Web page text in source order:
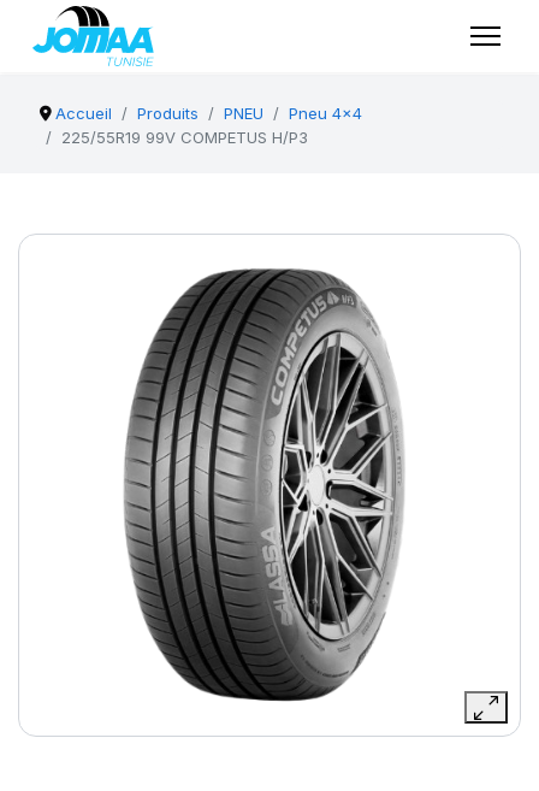
Accueil Produits PNEU
Pneu 4x4
225/55R19 99V COMPETUS H/P3